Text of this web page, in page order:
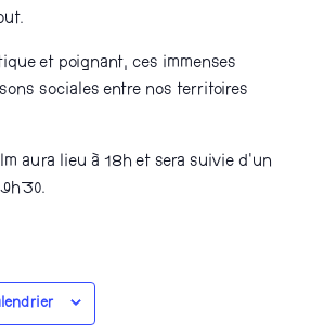
et poignant, ces immenses
sociales entre nos territoires
aura lieu à 18h et sera suivie d’un